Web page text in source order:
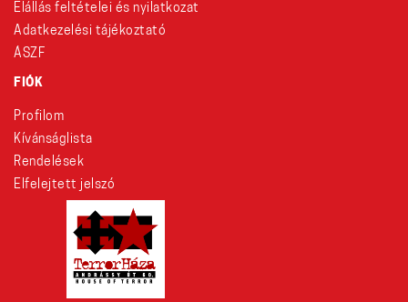
Elállás feltételei és nyilatkozat
Adatkezelési tájékoztató
ÁSZF
FIÓK
Profilom
Kívánságlista
Rendelések
Elfelejtett jelszó